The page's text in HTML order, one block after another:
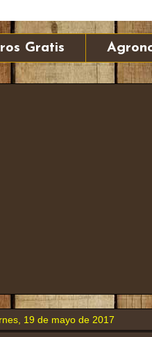
Gratis
19 de mayo de 2017